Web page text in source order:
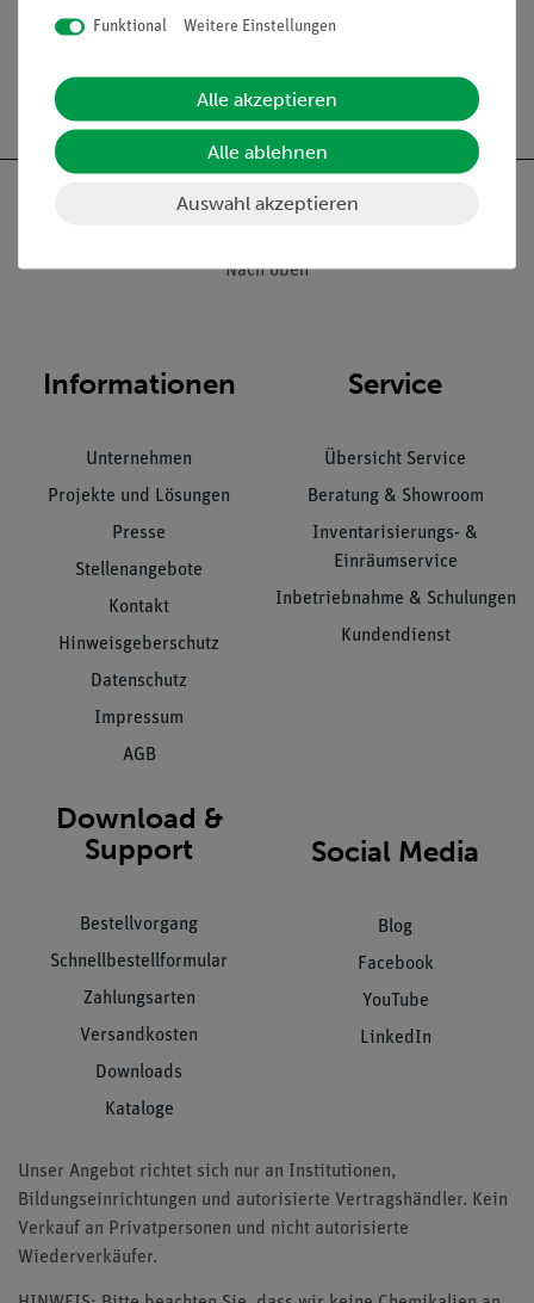
Versandkostenfrei ab 300,- €
Nach oben
Informationen
Unternehmen
Projekte und Lösungen
Presse
Stellenangebote
Kontakt
Hinweisgeberschutz
Datenschutz
Impressum
AGB
Service
Übersicht Service
Beratung & Showroom
Inventarisierungs- &
Einräumservice
Inbetriebnahme & Schulungen
Kundendienst
Download &
Support
Bestellvorgang
Schnellbestellformular
Zahlungsarten
Versandkosten
Downloads
Kataloge
Social Media
Blog
Facebook
YouTube
LinkedIn
Unser Angebot richtet sich nur an Institutionen,
Bildungseinrichtungen und autorisierte Vertragshändler. Kein
Verkauf an Privatpersonen und nicht autorisierte
Wiederverkäufer.
Funktional Weitere Einstellungen
Alle akzeptieren
Alle ablehnen
Auswahl akzeptieren